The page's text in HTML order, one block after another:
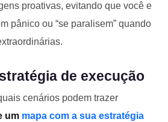
proativas, evitando que você e
pânico ou “se paralisem” quando
de execução
cenários podem trazer
um mapa com a sua estratégia